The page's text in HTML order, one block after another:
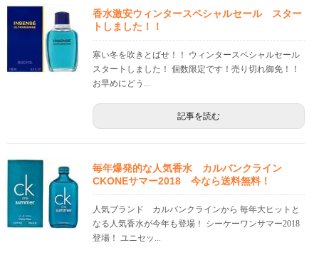
香水激安ウィンタースペシャルセール スター
トしました！！
寒い冬を吹きとばせ！！ ウィンタースペシャルセール
スタートしました！ 個数限定です！売り切れ御免！！
お早めにどう...
記事を読む
毎年爆発的な人気香水 カルバンクライン
CKONEサマー2018 今なら送料無料！
人気ブランド カルバンクラインから 毎年大ヒットと
なる人気香水が今年も登場！ シーケーワンサマー2018
登場！ ユニセッ...